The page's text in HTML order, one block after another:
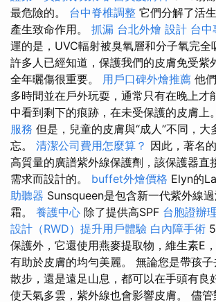
最危險的。 台中脊椎調整 它們分解了活
產生致命作用。 抓漏 台北外燴 設計 台中
運的是，UVC輻射被臭氧層和分子氧完全
許多人已經知道，保護我們的皮膚免受紫
全年曬傷很重要。 用戶口碑外燴推薦 他
多時間並在戶外玩耍，通常只有在晚上才
中看到剩下的痕跡，在未受保護的皮膚上
服務 但是，兒童的皮膚與“成人”不同，大
忘。 清潔公司費用怎麼算？ 因此，著名
高質量的廣譜紫外線保護劑，該保護器直
需求而設計的。 buffet外燴價格 Elyn的
助聽器 Sunsqueen是包含新一代紫外線
霜。 養護中心 除了提供高SPF 台胞證辦
設計（RWD）提升用戶體驗 白內障手術
保護外，它還使用燕麥提取物，維生素E
有助於皮膚的均勻美麗。 無論您是帶孩
散步，還是遠足山息，都可以在手頭有良
使天氣多雲，紫外線也會影響皮膚。 儘